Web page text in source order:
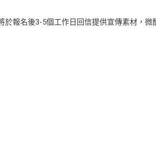
於報名後3-5個工作日回信提供宣傳素材，